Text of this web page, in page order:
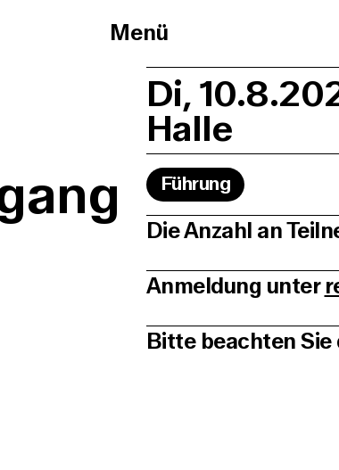
Menü
Di,
Halle
Führung
Die Anzahl an
Anmeldung unter
Bitte beachten